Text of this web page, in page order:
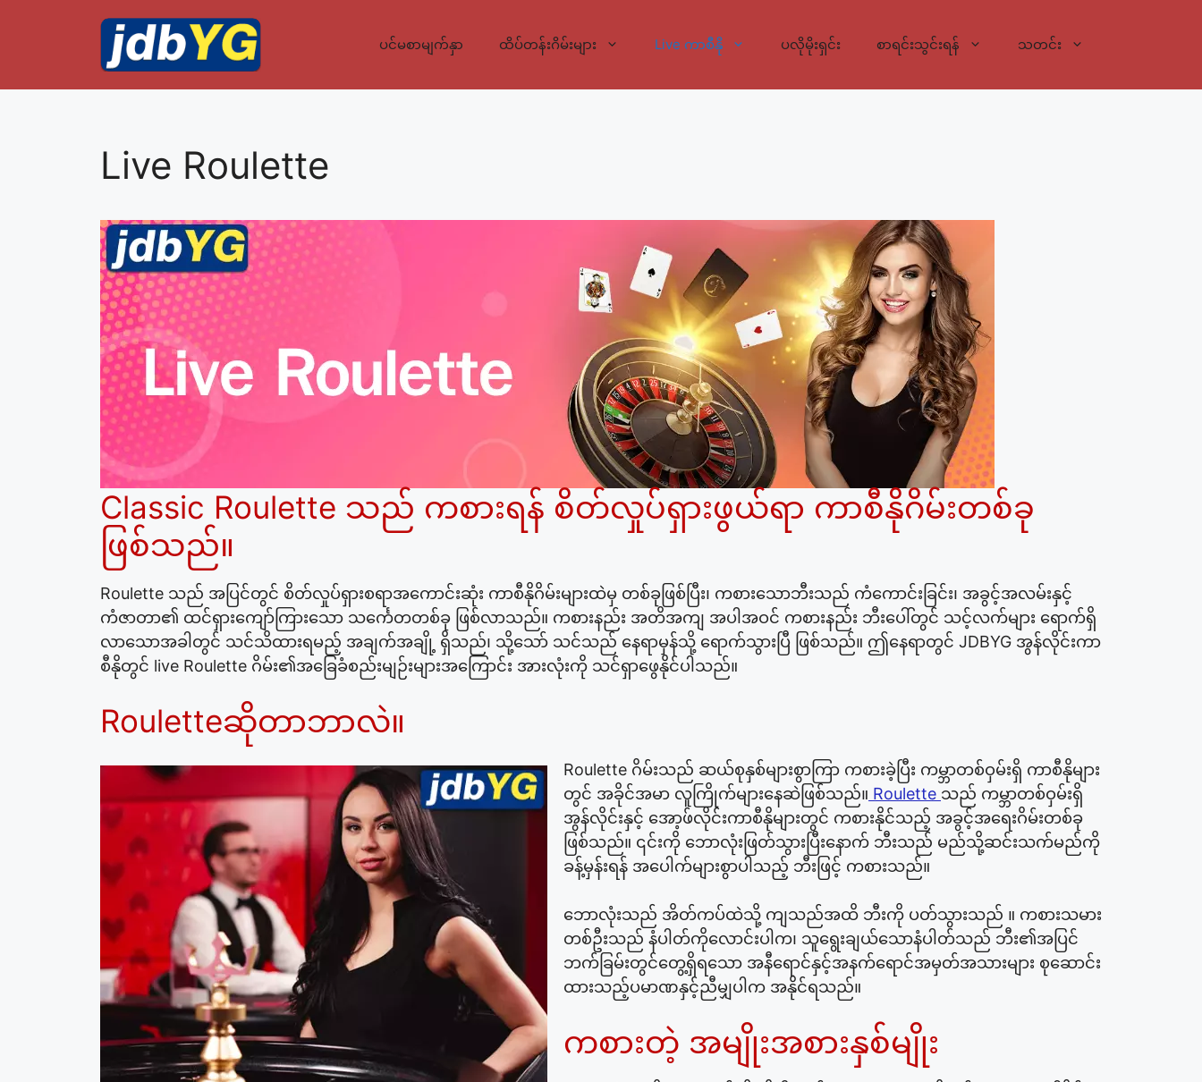
ပင်မစာမျက်နှာ ထိပ်တန်းဂိမ်းများ Live ကာစီနို ပလိုမိုးရှင်း စာရင်းသွင်းရန် သတင်း
Live Roulette
Classic Roulette သည် ကစားရန် စိတ်လှုပ်ရှားဖွယ်ရာ ကာစီနိုဂိမ်းတစ်ခု
ဖြစ်သည်။
Roulette သည် အပြင်တွင် စိတ်လှုပ်ရှားစရာအကောင်းဆုံး ကာစီနိုဂိမ်းများထဲမှ တစ်ခုဖြစ်ပြီး၊ ကစားသောဘီးသည် ကံကောင်းခြင်း၊ အခွင့်အလမ်းနှင့်
ကံဇာတာ၏ ထင်ရှားကျော်ကြားသော သင်္ကေတတစ်ခု ဖြစ်လာသည်။ ကစားနည်း အတိအကျ အပါအဝင် ကစားနည်း ဘီးပေါ်တွင် သင့်လက်များ ရောက်ရှိ
လာသောအခါတွင် သင်သိထားရမည့် အချက်အချို့ ရှိသည်၊ သို့သော် သင်သည် နေရာမှန်သို့ ရောက်သွားပြီ ဖြစ်သည်။ ဤနေရာတွင် JDBYG အွန်လိုင်းကာ
စီနိုတွင် live Roulette ဂိမ်း၏အခြေခံစည်းမျဉ်းများအကြောင်း အားလုံးကို သင်ရှာဖွေနိုင်ပါသည်။
Rouletteဆိုတာဘာလဲ။
Roulette ဂိမ်းသည် ဆယ်စုနှစ်များစွာကြာ ကစားခဲ့ပြီး ကမ္ဘာတစ်ဝှမ်းရှိ ကာစီနိုများ
တွင် အခိုင်အမာ လူကြိုက်များနေဆဲဖြစ်သည်။ Roulette သည် ကမ္ဘာတစ်ဝှမ်းရှိ
အွန်လိုင်းနှင့် အော့ဖ်လိုင်းကာစီနိုများတွင် ကစားနိုင်သည့် အခွင့်အရေးဂိမ်းတစ်ခု
ဖြစ်သည်။ ၎င်းကို ဘောလုံးဖြတ်သွားပြီးနောက် ဘီးသည် မည်သို့ဆင်းသက်မည်ကို
ခန့်မှန်းရန် အပေါက်များစွာပါသည့် ဘီးဖြင့် ကစားသည်။
ဘောလုံးသည် အိတ်ကပ်ထဲသို့ ကျသည်အထိ ဘီးကို ပတ်သွားသည် ။ ကစားသမား
တစ်ဦးသည် နံပါတ်ကိုလောင်းပါက၊ သူရွေးချယ်သောနံပါတ်သည် ဘီး၏အပြင်
ဘက်ခြမ်းတွင်တွေ့ရှိရသော အနီရောင်နှင့်အနက်ရောင်အမှတ်အသားများ စုဆောင်း
ထားသည့်ပမာဏနှင့်ညီမျှပါက အနိုင်ရသည်။
ကစားတဲ့ အမျိုးအစားနှစ်မျိုး